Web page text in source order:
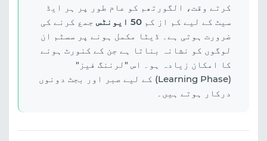
کرتے وقت، الگورتھم کو عام طور پر ہر ایڈ
سیٹ کے لیے کم از کم 50 ایونٹس
جمع کرنے کی
ضرورت ہوتی ہے۔ ڈیٹا مکمل ہونے پر سسٹم ان
لوگوں کو نشانہ بناتا ہے جن کے کنورٹ ہونے
کا امکان زیادہ ہو۔ اس "لرننگ فیز"
(Learning Phase) کے لیے صبر اور بجٹ دونوں
درکار ہوتے ہیں۔